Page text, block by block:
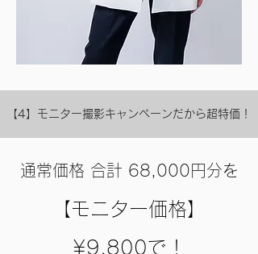
【4】モニター撮影キャンペーンだから超特価！
通常価格 合計 68,000円分を
【モニター価格】
¥9,800で！